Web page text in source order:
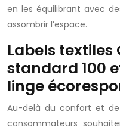
en les équilibrant avec
assombrir l’espace.
Labels textiles
standard 100
linge
Au-delà du confort et de
consommateurs